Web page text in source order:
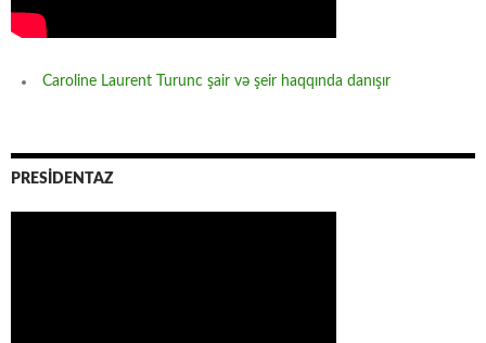
Caroline Laurent Turunc şair və şeir haqqında danışır
PRESİDENTAZ